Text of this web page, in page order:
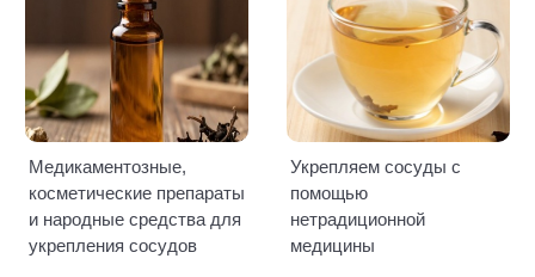
Медикаментозные,
косметические препараты
и народные средства для
укрепления сосудов
Укрепляем сосуды с
помощью
нетрадиционной
медицины